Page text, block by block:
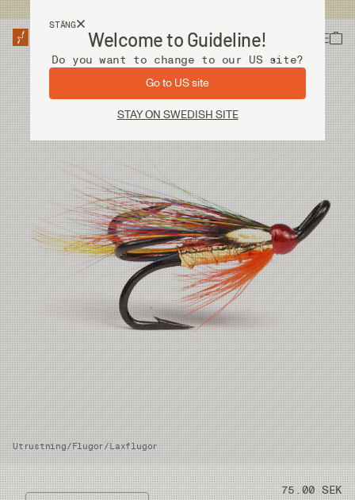
STÄNG
Welcome to Guideline!
Do you want to change to our US site?
Go to US site
STAY ON SWEDISH SITE
Utrustning/Flugor/Laxflugor
Pris 75.00 SEK